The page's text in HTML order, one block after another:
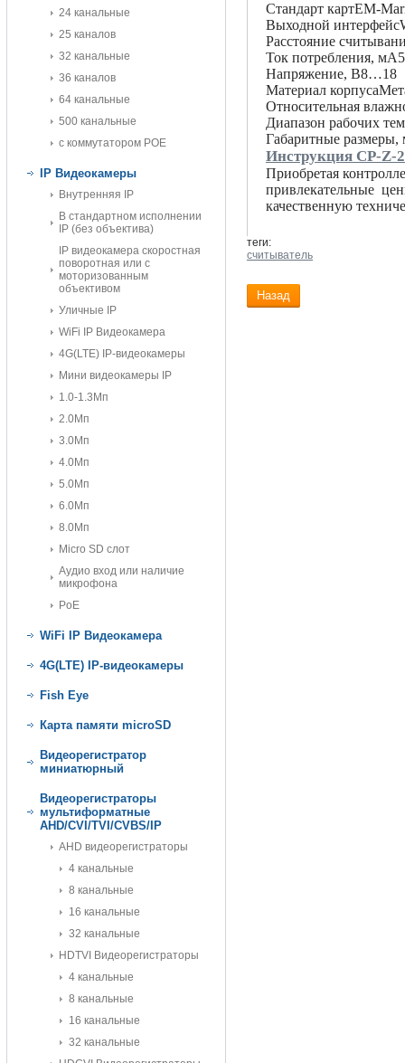
24 канальные
25 каналов
32 канальные
36 каналов
64 канальные
500 канальные
с коммутатором POE
IP Видеокамеры
Внутренняя IP
В стандартном исполнении
IP (без объектива)
IP видеокамера скоростная
поворотная или с
моторизованным
объективом
Уличные IP
WiFi IP Видеокамера
4G(LTE) IP-видеокамеры
Мини видеокамеры IP
1.0-1.3Мп
2.0Мп
3.0Мп
4.0Мп
5.0Мп
6.0Мп
8.0Мп
Micro SD слот
Аудио вход или наличие
микрофона
PoE
WiFi IP Видеокамера
4G(LTE) IP-видеокамеры
Fish Eye
Карта памяти microSD
Видеорегистратор
миниатюрный
Видеорегистраторы
мультиформатные
AHD/CVI/TVI/CVBS/IP
AHD видеорегистраторы
4 канальные
8 канальные
16 канальные
32 канальные
HDTVI Видеорегистраторы
4 канальные
8 канальные
16 канальные
32 канальные
Стандарт картEM-
Выходной
Расстояние
Ток потребления,
Напряжение, В8…18
Материал
Относительная
Диапазон рабочих
Габаритные
Инструкция CP-Z-
Приобретая
привлекательные
качественную
теги:
считыватель
Назад